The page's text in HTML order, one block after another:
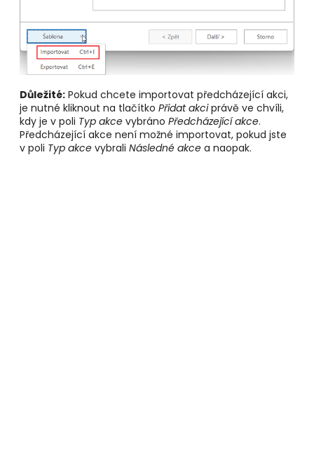
Důležité: Pokud chcete importovat předcházející akci,
je nutné kliknout na tlačítko Přidat akciprávě ve chvíli,
kdy je v poli Typ akce vybráno Předcházející akce.
Předcházející akce není možné importovat, pokud jste
v poli Typ akce vybrali Následné akce a naopak.